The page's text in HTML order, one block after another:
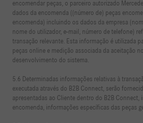
encomendar peças, o parceiro autorizado
dados da encomenda ((número de) peças
encomenda) incluindo os dados da empresa
nome do utilizador, e-mail, número de telefone)
transação relevante. Esta informação é utilizada
peças online e medição associada da aceitação
desenvolvimento do sistema.
5.6 Determinadas informações relativas à
executada através do B2B Connect, serão
apresentadas ao Cliente dentro do B2B
encomenda, informações específicas das peças